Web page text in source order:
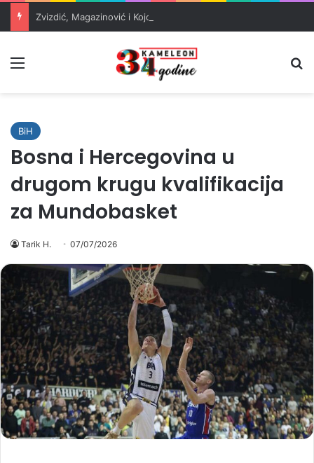
BiH
Bosna i Hercegovina u
drugom krugu kvalifikacija
za Mundobasket
Tarik H. 07/07/2026